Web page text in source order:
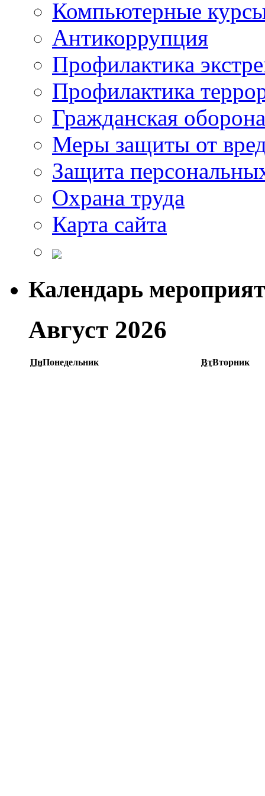
Компьютерные
Антикоррупция
Профилактика
Профилактика
Гражданская оборона
Меры защиты от
Защита
Охрана труда
Карта сайта
Календарь
Август 2026
ПнПонедельник ВтВторник